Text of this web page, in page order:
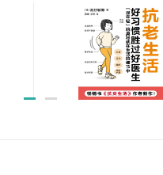
￥39.99